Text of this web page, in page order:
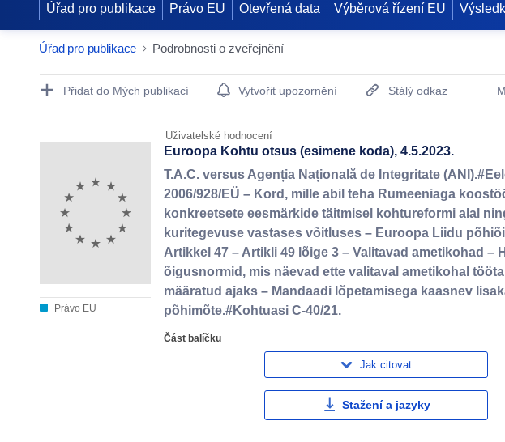
Úřad pro publikace Právo EU Otevřená data Výběrová řízení EU
Úřad pro publikace Podrobnosti o zveřejnění
Publication Detail Actions Portlet
Přidat do Mých publikací Vytvořit upozornění Stálý odkaz
Uživatelské hodnocení
Právo EU
Euroopa Kohtu otsus (esimene koda), 4.5.2023.
T.A.C. versus Agenția Națională de Integritate
2006/928/EÜ – Kord, mille abil teha Rumeeniaga
konkreetsete eesmärkide täitmisel kohtureformi alal
kuritegevuse vastases võitluses – Euroopa Liidu
Artikkel 47 – Artikli 49 lõige 3 – Valitavad ametikohad –
õigusnormid, mis näevad ette valitaval ametikohal
määratud ajaks – Mandaadi lõpetamisega kaasnev
põhimõte.#Kohtuasi C-40/21.
Část balíčku
Jak citovat
Stažení a jazyky